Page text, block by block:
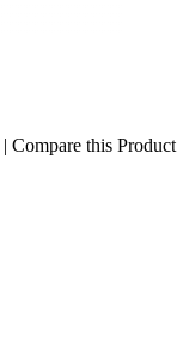
| Compare this Product